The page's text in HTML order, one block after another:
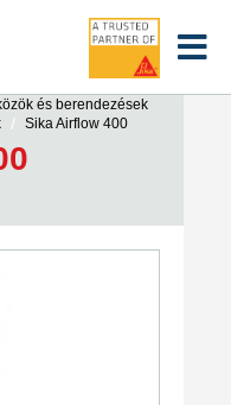
és berendezések
/ Sika Airflow 400